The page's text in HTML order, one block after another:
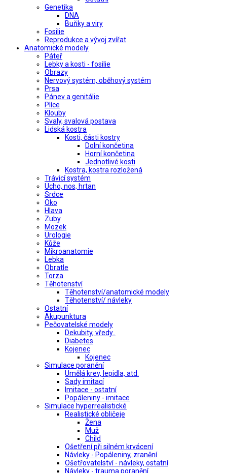
Genetika
DNA
Buňky a viry
Fosilie
Reprodukce a vývoj zvířat
Anatomické modely
Páteř
Lebky a kosti - fosilie
Obrazy
Nervový systém, oběhový systém
Prsa
Pánev a genitálie
Plíce
Klouby
Svaly, svalová postava
Lidská kostra
Kosti, části kostry
Dolní končetina
Horní končetina
Jednotlivé kosti
Kostra, kostra rozložená
Trávicí systém
Ucho, nos, hrtan
Srdce
Oko
Hlava
Zuby
Mozek
Urologie
Kůže
Mikroanatomie
Lebka
Obratle
Torza
Těhotenství
Těhotenství/anatomické modely
Těhotenství/ návleky
Ostatní
Akupunktura
Pečovatelské modely
Dekubity, vředy..
Diabetes
Kojenec
Kojenec
Simulace poranění
Umělá krev, lepidla, atd.
Sady imitací
Imitace - ostatní
Popáleniny - imitace
Simulace hyperrealistické
Realistické obličeje
Žena
Muž
Child
Ošetření při silném krvácení
Návleky - Popáleniny, zranění
Ošetřovatelství - návleky, ostatní
Návleky - trauma poranění